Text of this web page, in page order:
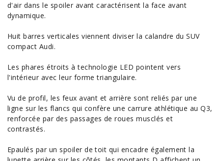
d'air dans le spoiler avant caractérisent la face avant
dynamique.
Huit barres verticales viennent diviser la calandre du SUV
compact Audi.
Les phares étroits à technologie LED pointent vers
l'intérieur avec leur forme triangulaire.
Vu de profil, les feux avant et arrière sont reliés par une
ligne sur les flancs qui confère une carrure athlétique au Q3,
renforcée par des passages de roues musclés et
contrastés.
Epaulés par un spoiler de toit qui encadre également la